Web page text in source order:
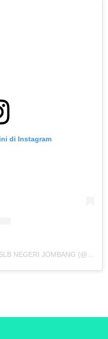
di Instagram
Sebuah kiriman dibagikan oleh SLB NEGERI JOMBANG (@slbn_jombang)